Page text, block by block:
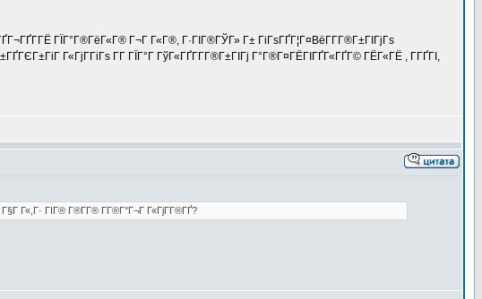
ГЇГ°Г®ГёГ«Г® Г¬Г Г«Г®, Г·ГІГ®ГЎГ» Г± ГіГѕГҐГ¦Г¤ВёГ­Г­Г®Г±ГІГјГѕ
Г«ГјГ­ГіГѕ Г­Г ГЇГ°Г ГўГ«ГҐГ­Г­Г®Г±ГІГј Г°Г®Г¤ГЁГІГҐГ«ГҐГ© ГЁГ«ГЁ , Г­ГҐГІ,
Г«,Г· ГІГ® Г®Г­Г® Г­Г®Г°Г¬Г Г«ГјГ­Г®ГҐ?